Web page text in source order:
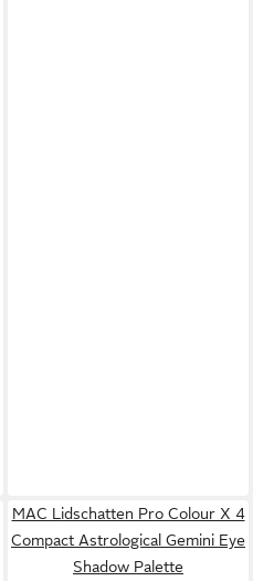
MAC Lidschatten Pro Colour X 4
Compact Astrological Gemini Eye
Shadow Palette